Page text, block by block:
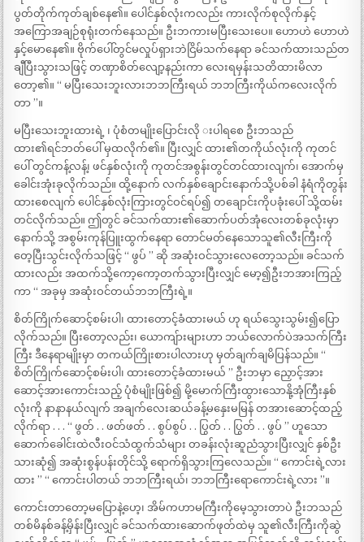
ပွတ်တိုက်ကုတ်ချစ်နေ၏။ ပေါင်နှစ်လုံးကလည်း ကားလိုက်စုလိုက်နှင့်
အကြောအချဉ်စုရုံးတက်နေသည်။ ဦးဘကားမပြီးသေးပေ။ ဟောဟဲ ဟောဟဲ
နှင့်မောနေ၏။ ဗိုက်ပေါ်တွင်မလှုပ်ရှားဘဲငြိမ်သက်နေရာ ခင်သက်ထားသည်တ
ချီပြီးသွားသဖြင့် တဏှာစိတ်လျော့နည်းကာ လေးရမှန်းသတိထားမိလာ
တော့၏။ ‘‘ မပြီးသေးဘူးလားဘဘကြီးရယ် ဘဘကြီးကိုယ်ကလေးလိုက်
တာ ’’။
မပြီးသေးဘူးထားရဲ့ ၊ ပုံစံတမျိုးပြောင်းလို းပါရစေ ဦးဘသည်
ထား၏ရင်ဘတ်ပေါ် မှထလိုက်၏။ ပြီးလျှင် ထား၏တကိုယ်လုံးကို ကုတင်
ပေါ် တွင်ကန့်လန့်၊ ဖင်နှစ်လုံးကို ကုတင်အစွန်းတွင်တင်ထားလျက်၊ အောက်မှ
ခေါင်းအုံးခုလိုက်သည်။ ထို့နောက် လက်နှစ်ချောင်းနောက်သို့ပစ်ခါ နံရံကိုတွန်း
ထားစေလျက် ပေါင်နှစ်လုံးကြားတွင်ဝင်ရပ်၍ တချောင်းကိုပခုံးပေါ် သို့ထမ်း
တင်လိုက်သည်။ ဤတွင် ခင်သက်ထား၏ဆောက်ပတ်အုံလေးတစ်ခုလုံးမှာ
နောက်သို့ အစွမ်းကုန်ပြူးထွက်နေရာ တောင်မတ်နေသောသူ၏လီးကြီးကို
တေ့ပြီးသွင်းလိုက်သဖြင့် ‘‘ ဖွပ် ’’ ဆို အဆုံးဝင်သွားလေတော့သည်။ ခင်သက်
ထားလည်း အထက်သို့ကော့ကော့တက်သွားပြီးလျှင် မော့၍ဦးဘအားကြည့်
ကာ ‘‘ အခုမှ အဆုံးဝင်တယ်ဘဘကြီးရဲ့။
စိတ်ကြိုက်ဆောင့်စမ်းပါ၊ ထားတောင့်ခံထားမယ် ဟု ရယ်သွေးသွမ်း၍ပြော
လိုက်သည်။ ပြီးတော့လည်း၊ ယောကျ်ားများဟာ ဘယ်လောက်ပဲအသက်ကြီး
ကြီး ဒီနေရာမျိုးမှာ တကယ်ကြိုးစားပါလားဟု မှတ်ချက်ချမိပြန်သည်။ ‘‘
စိတ်ကြိုက်ဆောင့်စမ်းပါ၊ ထားတောင့်ခံထားမယ် ’’ ဦးဘမှာ ညှောင့်အား
ဆောင့်အားကောင်းသည့် ပုံစံမျိုးဖြစ်၍ မို့မောက်ကြီးထွားသောနို့အုံကြီးနှစ်
လုံးကို နာနာနယ်လျက် အချက်လေးဆယ်ခန့်မနှေးမမြန် တအားဆောင့်ထည့်
လိုက်ရာ . . . ‘‘ ဖွတ် . . ဖတ်ဖတ် . . စွပ်စွပ် . . ပြွတ် . . ပြွတ် . . ဖွပ် ’’ ဟူသော
ဆောက်ခေါင်းထဲလီးဝင်သံထွက်သံများ တခန်းလုံးဆူညံသွားပြီးလျှင် နှစ်ဦး
သားဆုံ၍ အဆုံးစွန်ပန်းတိုင်သို့ ရောက်ရှိသွားကြလေသည်။ ‘‘ ကောင်းရဲ့လား
ထား ’’ ‘‘ ကောင်းပါတယ် ဘဘကြီးရယ်၊ ဘဘကြီးရောကောင်းရဲ့လား ’’။
ကောင်းတာတော့မပြောနဲ့ဟေ့၊ အိမ်ကဟာမကြီးကိုမေ့သွားတာပဲ ဦးဘသည်
တစ်မိနစ်ခန့်မှိန်းပြီးလျှင် ခင်သက်ထားဆောက်ဖုတ်ထဲမှ သူ၏လီးကြီးကိုဆွဲ